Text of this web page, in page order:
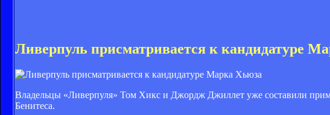
Ливерпуль присматривается к кандидатуре
Владельцы «Ливерпуля» Том Хикс и Джордж Джиллет уже составили
Бенитеса.